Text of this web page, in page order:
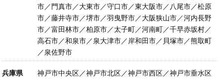
市／門真市／大東市／守口市／東大阪市／八尾市／松原
市／藤井寺市／堺市／羽曳野市／大阪狭山市／河内長野
市／富田林市／柏原市／太子町／河南町／千早赤坂村／
高石市／和泉市／泉大津市／岸和田市／貝塚市／熊取町
／泉佐野市
兵庫県
神戸市中央区／神戸市北区／神戸市西区／神戸市垂水区